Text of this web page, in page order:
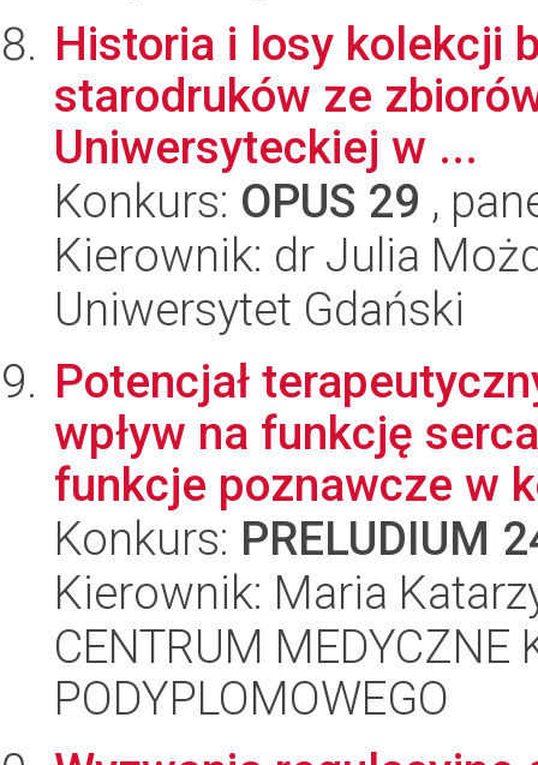
Historia i losy kolekcji
starodruków ze
Uniwersyteckiej w ...
Konkurs: OPUS 29 ,
Kierownik: dr Julia
Uniwersytet Gdański
Potencjał
wpływ na funkcję
funkcje poznawcze w
Konkurs: PRELUDIUM
Kierownik: Maria
CENTRUM MEDYCZNE
PODYPLOMOWEGO